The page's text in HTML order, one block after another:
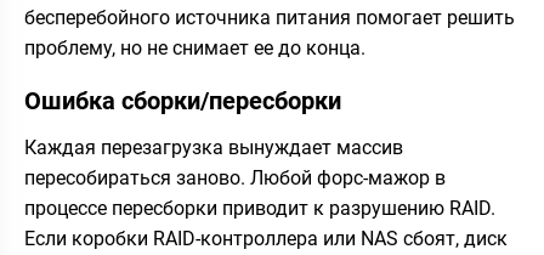
бесперебойного источника питания помогает решить
проблему, но не снимает ее до конца.
Ошибка сборки/пересборки
Каждая перезагрузка вынуждает массив
пересобираться заново. Любой форс-мажор в
процессе пересборки приводит к разрушению RAID.
Если коробки RAID-контроллера или NAS сбоят, диск